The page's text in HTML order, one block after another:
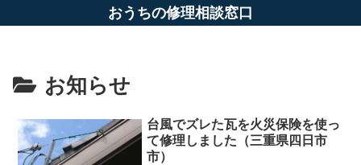
おうちの修理相談窓口
お知らせ
台風でズレた瓦を火災保険を使っ
て修理しました（三重県四日市
市）